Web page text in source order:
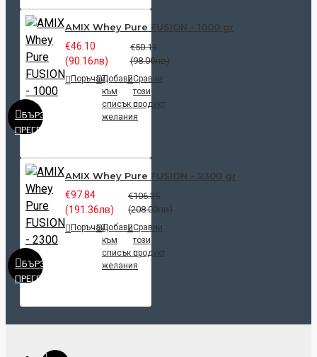
БЪРЗ
ПРЕГЛЕД
AMIX Whey Pure FUSION - 1000 gr
€46.10
(90.16лв)
€50.11
(98.00лв)
ПоръчайДобави
към
списък с
желания
Сравни
този
продукт
БЪРЗ
ПРЕГЛЕД
AMIX Whey Pure FUSION - 2300 gr
€97.84
(191.36лв)
€106.35
(208.00лв)
ПоръчайДобави
към
списък с
желания
Сравни
този
продукт